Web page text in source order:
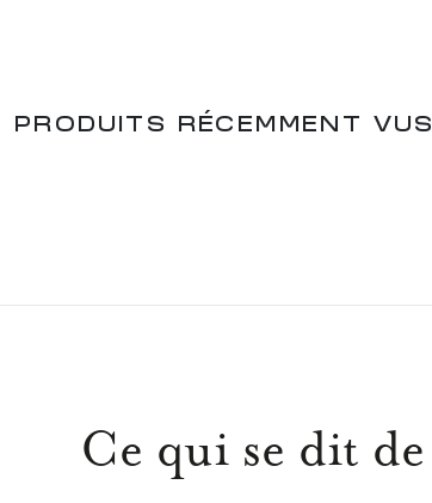
PRODUITS RÉCEMMENT VUS
Ce qui se dit de